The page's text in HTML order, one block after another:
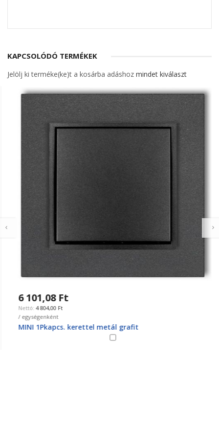
KAPCSOLÓDÓ TERMÉKEK
Jelölj ki terméke(ke)t a kosárba adáshoz mindet kiválaszt
6 101,08 Ft
4 804,00 Ft
/ egységenként
MINI 1Pkapcs. kerettel metál grafit